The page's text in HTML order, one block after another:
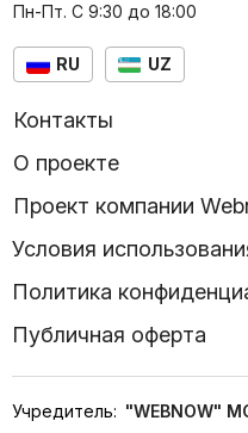
Пн-Пт. С 9:30 до 18:00
RU UZ
Контакты
О проекте
Проект компании
Условия
Политика
Публичная оферта
Учредитель: "WEBNOW"